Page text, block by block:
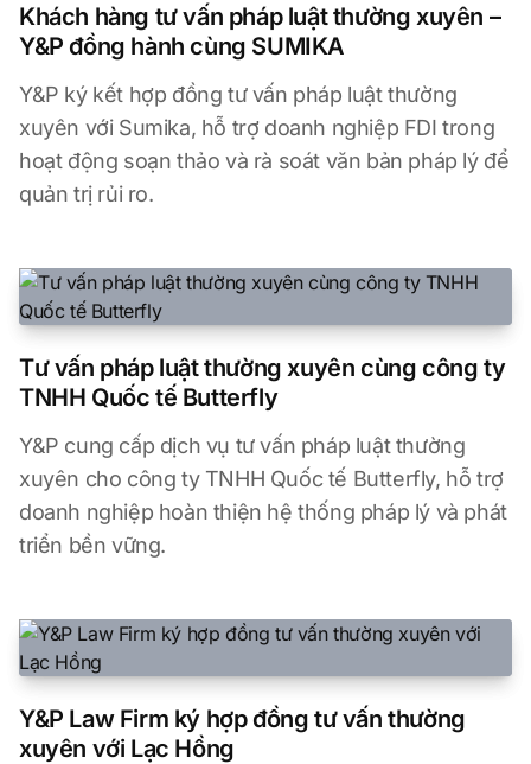
Khách hàng tư vấn pháp luật thường xuyên –
Y&P đồng hành cùng SUMIKA
Y&P ký kết hợp đồng tư vấn pháp luật thường
xuyên với Sumika, hỗ trợ doanh nghiệp FDI trong
hoạt động soạn thảo và rà soát văn bản pháp lý để
quản trị rủi ro.
Tư vấn pháp luật thường xuyên cùng công ty
TNHH Quốc tế Butterfly
Y&P cung cấp dịch vụ tư vấn pháp luật thường
xuyên cho công ty TNHH Quốc tế Butterfly, hỗ trợ
doanh nghiệp hoàn thiện hệ thống pháp lý và phát
triển bền vững.
Y&P Law Firm ký hợp đồng tư vấn thường
xuyên với Lạc Hồng